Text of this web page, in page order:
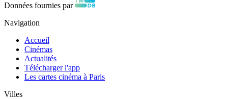
Données fournies par
Navigation
Accueil
Cinémas
Actualités
Télécharger l'app
Les cartes cinéma à Paris
Villes